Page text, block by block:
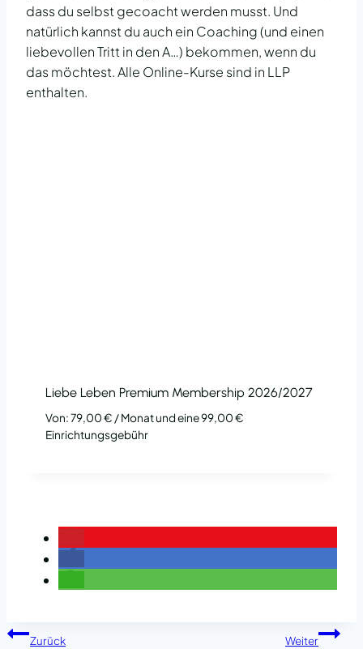
dass du selbst gecoacht werden musst. Und
natürlich kannst du auch ein Coaching (und einen
liebevollen Tritt in den A…) bekommen, wenn du
das möchtest. Alle Online-Kurse sind in LLP
enthalten.
Liebe Leben Premium Membership 2026/2027
Von:79,00€ / Monat und eine99,00€
Einrichtungsgebühr
Beitragsnavigation
Zurück Weiter